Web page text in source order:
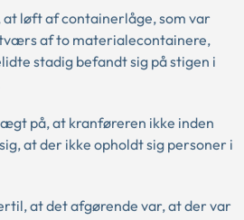
løft af containerlåge, som var
af to materialecontainere,
stadig befandt sig på stigen i
på, at kranføreren ikke inden
at der ikke opholdt sig personer i
at det afgørende var, at der var